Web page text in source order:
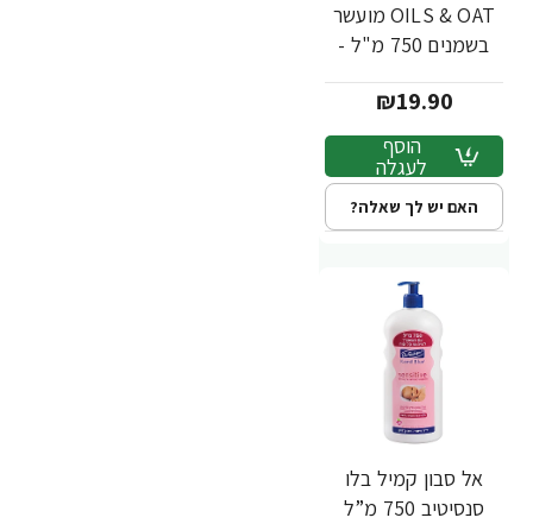
OILS & OAT מועשר
בשמנים 750 מ"ל -
₪19.90
הוסף
לעגלה
האם יש לך שאלה?
אל סבון קמיל בלו
סנסיטיב 750 מ”ל